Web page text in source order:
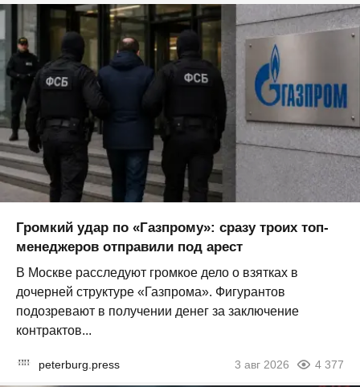
Громкий удар по «Газпрому»: сразу троих топ-
менеджеров отправили под арест
В Москве расследуют громкое дело о взятках в
дочерней структуре «Газпрома». Фигурантов
подозревают в получении денег за заключение
контрактов...
peterburg.press 3 авг 2026 4 377